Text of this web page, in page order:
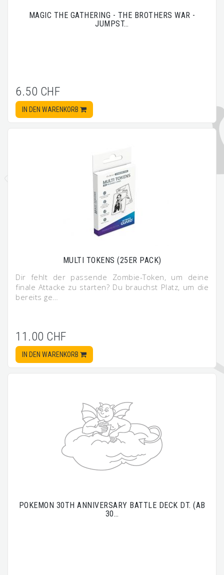
MAGIC THE GATHERING - THE BROTHERS WAR -
JUMPST…
6.50 CHF
IN DEN WARENKORB
MULTI TOKENS (25ER PACK)
Dir fehlt der passende Zombie-Token, um deine
finale Attacke zu starten? Du brauchst Platz, um die
bereits ge…
11.00 CHF
IN DEN WARENKORB
POKEMON 30TH ANNIVERSARY BATTLE DECK DT. (AB
30…